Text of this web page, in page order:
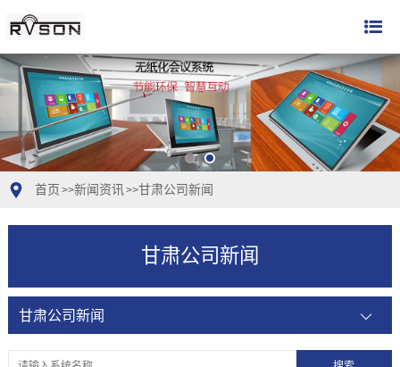
首页 >>新闻资讯 >>甘肃公司新闻
甘肃公司新闻
甘肃公司新闻